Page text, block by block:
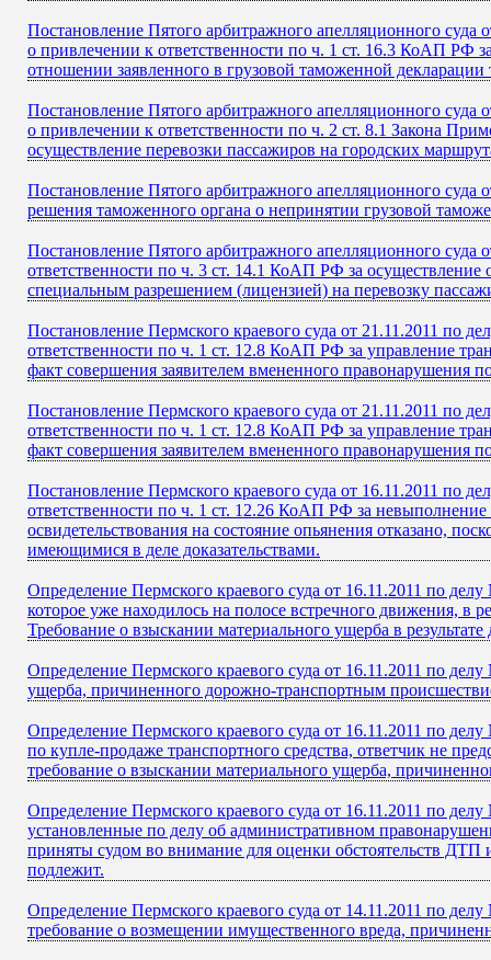
Постановление Пятого арбитражного апелляционного
о привлечении к ответственности по ч. 1 ст. 16.3 КоАП РФ
отношении заявленного в грузовой таможенной декларации
Постановление Пятого арбитражного апелляционного
о привлечении к ответственности по ч. 2 ст. 8.1 Закона
осуществление перевозки пассажиров на городских
Постановление Пятого арбитражного апелляционного
решения таможенного органа о непринятии грузовой
Постановление Пятого арбитражного апелляционного
ответственности по ч. 3 ст. 14.1 КоАП РФ за
специальным разрешением (лицензией) на перевозку
Постановление Пермского краевого суда от 21.11.2011 по
ответственности по ч. 1 ст. 12.8 КоАП РФ за управление
факт совершения заявителем вмененного правонарушения
Постановление Пермского краевого суда от 21.11.2011 по
ответственности по ч. 1 ст. 12.8 КоАП РФ за управление
факт совершения заявителем вмененного правонарушения
Постановление Пермского краевого суда от 16.11.2011 по
ответственности по ч. 1 ст. 12.26 КоАП РФ за
освидетельствования на состояние опьянения отказано,
имеющимися в деле доказательствами.
Определение Пермского краевого суда от 16.11.2011 по
которое уже находилось на полосе встречного движения, в
Требование о взыскании материального ущерба в
Определение Пермского краевого суда от 16.11.2011 по
ущерба, причиненного дорожно-транспортным
Определение Пермского краевого суда от 16.11.2011 по
по купле-продаже транспортного средства, ответчик не
требование о взыскании материального ущерба,
Определение Пермского краевого суда от 16.11.2011 по
установленные по делу об административном
приняты судом во внимание для оценки обстоятельств
подлежит.
Определение Пермского краевого суда от 14.11.2011 по
требование о возмещении имущественного вреда,